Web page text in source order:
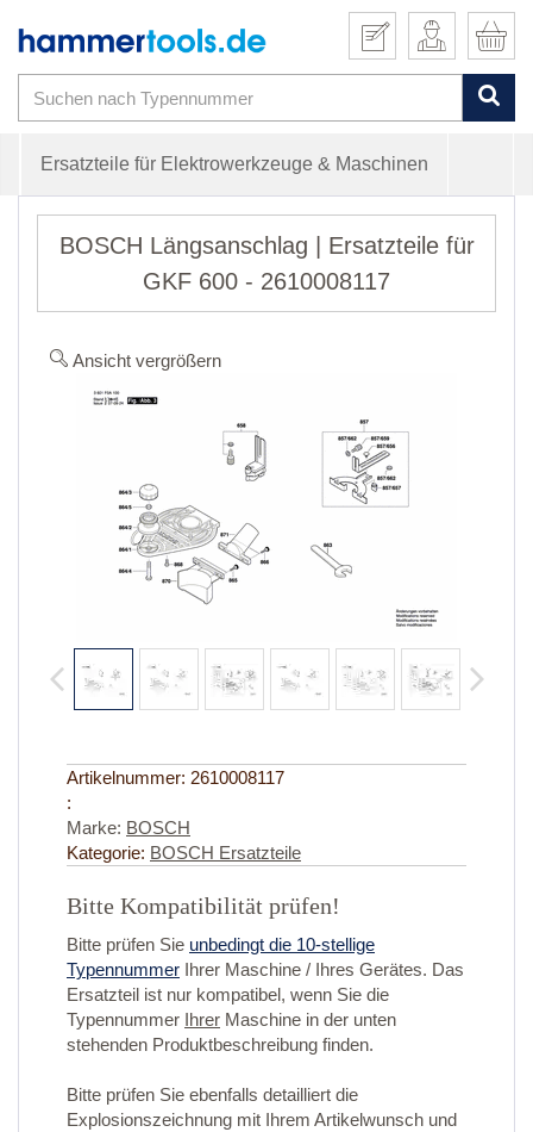
Ersatzteile für Elektrowerkzeuge & Maschinen
BOSCH Längsanschlag | Ersatzteile für
GKF 600 - 2610008117
Ansicht vergrößern
Artikelnummer: 2610008117
:
Marke: BOSCH
Kategorie: BOSCH Ersatzteile
Bitte Kompatibilität prüfen!
Bitte prüfen Sie unbedingt die 10-stellige
Typennummer Ihrer Maschine / Ihres Gerätes. Das
Ersatzteil ist nur kompatibel, wenn Sie die
Typennummer Ihrer Maschine in der unten
stehenden Produktbeschreibung finden.
Bitte prüfen Sie ebenfalls detailliert die
Explosionszeichnung mit Ihrem Artikelwunsch und